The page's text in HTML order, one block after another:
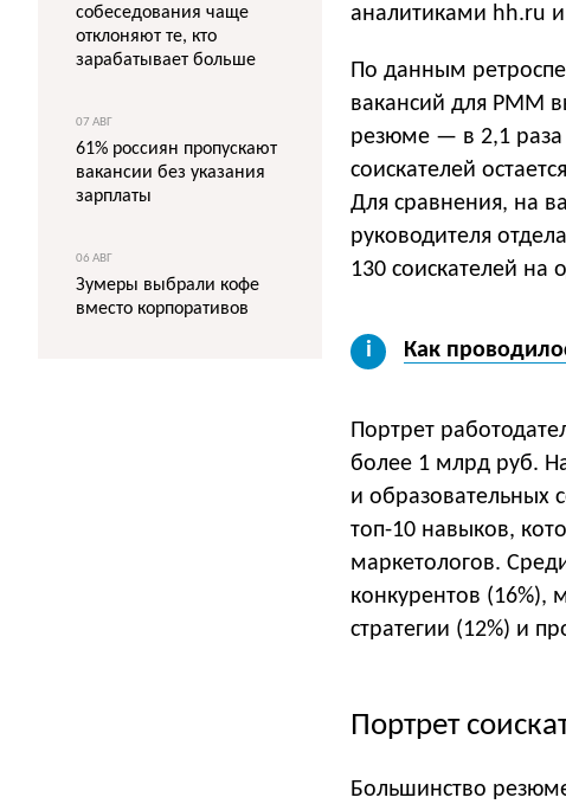
аналитиками hh.ru и
По данным
вакансий для PMM
резюме — в 2,1 раза
соискателей
Для сравнения, на
руководителя
130 соискателей на
Как
Портрет
более 1 млрд руб.
и образовательных
топ-10 навыков,
маркетологов.
конкурентов (16%),
стратегии (12%) и
Портрет
Большинство
собеседования чаще
отклоняют те, кто
зарабатывает больше
07 АВГ
61% россиян пропускают
вакансии без указания
зарплаты
06 АВГ
Зумеры выбрали кофе
вместо корпоративов